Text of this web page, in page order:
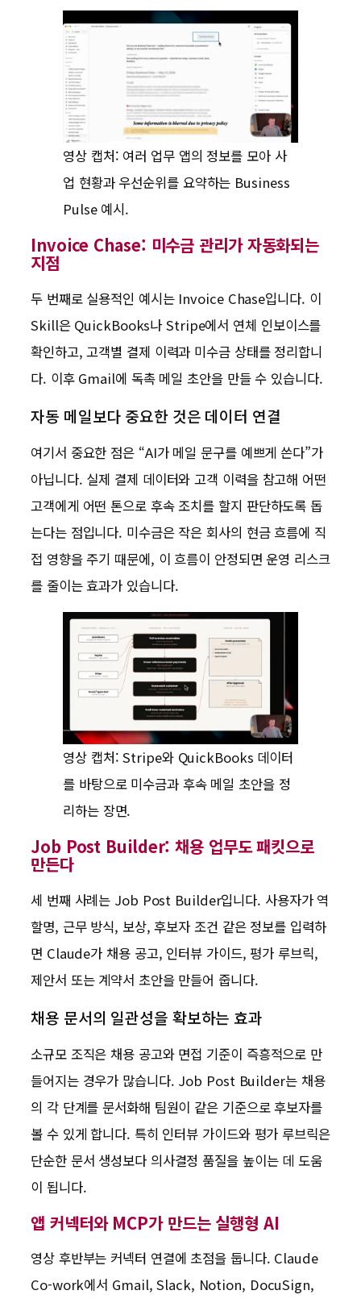
영상 캡처: 여러 업무 앱의 정보를 모아 사
업 현황과 우선순위를 요약하는 Business
Pulse 예시.
Invoice Chase: 미수금 관리가 자동화되는
지점
두 번째로 실용적인 예시는 Invoice Chase입니다. 이
Skill은 QuickBooks나 Stripe에서 연체 인보이스를
확인하고, 고객별 결제 이력과 미수금 상태를 정리합니
다. 이후 Gmail에 독촉 메일 초안을 만들 수 있습니다.
자동 메일보다 중요한 것은 데이터 연결
여기서 중요한 점은 “AI가 메일 문구를 예쁘게 쓴다”가
아닙니다. 실제 결제 데이터와 고객 이력을 참고해 어떤
고객에게 어떤 톤으로 후속 조치를 할지 판단하도록 돕
는다는 점입니다. 미수금은 작은 회사의 현금 흐름에 직
접 영향을 주기 때문에, 이 흐름이 안정되면 운영 리스크
를 줄이는 효과가 있습니다.
영상 캡처: Stripe와 QuickBooks 데이터
를 바탕으로 미수금과 후속 메일 초안을 정
리하는 장면.
Job Post Builder: 채용 업무도 패킷으로
만든다
세 번째 사례는 Job Post Builder입니다. 사용자가 역
할명, 근무 방식, 보상, 후보자 조건 같은 정보를 입력하
면 Claude가 채용 공고, 인터뷰 가이드, 평가 루브릭,
제안서 또는 계약서 초안을 만들어 줍니다.
채용 문서의 일관성을 확보하는 효과
소규모 조직은 채용 공고와 면접 기준이 즉흥적으로 만
들어지는 경우가 많습니다. Job Post Builder는 채용
의 각 단계를 문서화해 팀원이 같은 기준으로 후보자를
볼 수 있게 합니다. 특히 인터뷰 가이드와 평가 루브릭은
단순한 문서 생성보다 의사결정 품질을 높이는 데 도움
이 됩니다.
앱 커넥터와 MCP가 만드는 실행형 AI
영상 후반부는 커넥터 연결에 초점을 둡니다. Claude
Co-work에서 Gmail, Slack, Notion, DocuSign,